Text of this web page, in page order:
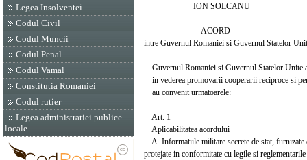
Legea Insolventei
Codul Civil
Codul Muncii
Codul Penal
Codul Vamal
Constitutia Romaniei
Codul rutier
Legea administratiei publice
locale
ION SOLCANU
ACORD
intre Guvernul Romaniei si Guvernul Statelor
Guvernul Romaniei si Guvernul Statelor Unite
in vederea promovarii cooperarii reciproce si
au convenit urmatoarele:
Art. 1
Aplicabilitatea acordului
A. Informatiile militare secrete de stat, furnizate
protejate in conformitate cu legile si